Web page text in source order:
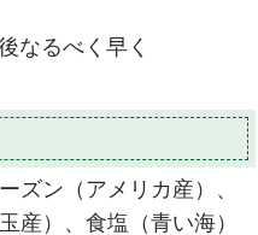
るべく早く
ズン（アメリカ産）、
産）、食塩（青い海）